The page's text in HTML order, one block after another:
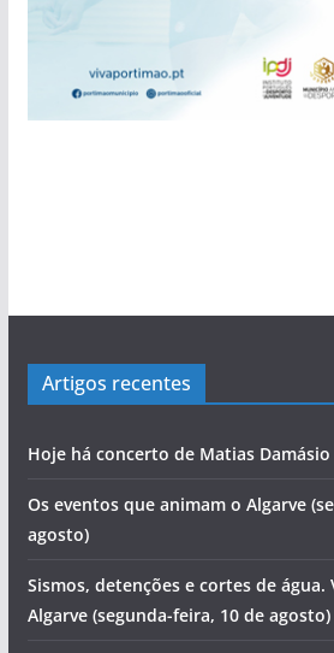
Artigos recentes
Hoje há concerto de Matias
Os eventos que animam o Algarve
agosto)
Sismos, detenções e cortes de água.
Algarve (segunda-feira, 10 de agosto)